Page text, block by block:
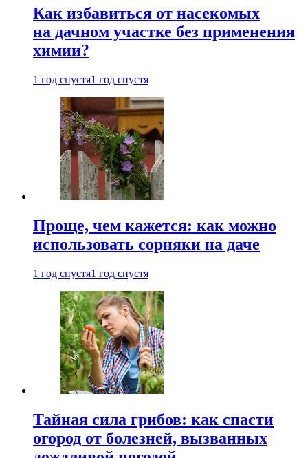
Как избавиться от насекомых
на дачном участке без применения
химии?
1 год спустя1 год спустя
Проще, чем кажется: как можно
использовать сорняки на даче
1 год спустя1 год спустя
Тайная сила грибов: как спасти
огород от болезней, вызванных